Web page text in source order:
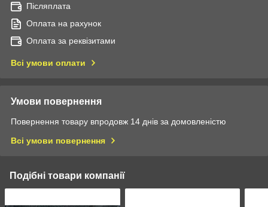
Післяплата
Оплата на рахунок
Оплата за реквізитами
Всі умови оплати
Умови повернення
Повернення товару впродовж 14 днів за домовленістю
Всі умови повернення
Подібні товари компанії